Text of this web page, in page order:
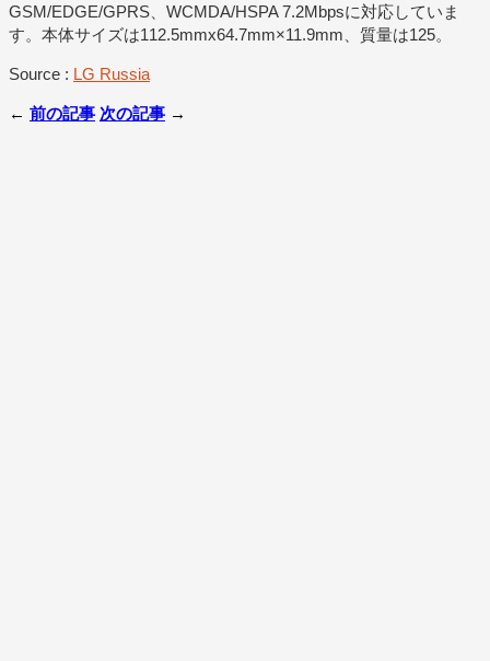
GSM/EDGE/GPRS、WCMDA/HSPA 7.2Mbpsに対応していま
す。本体サイズは112.5mmx64.7mm×11.9mm、質量は125。
Source : LG Russia
← 前の記事 次の記事 →